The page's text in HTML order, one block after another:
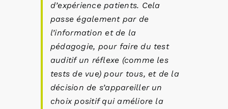
d’expérience patients. Cela
passe également par de
l’information et de la
pédagogie, pour faire du test
auditif un réflexe (comme les
tests de vue) pour tous, et de la
décision de s’appareiller un
choix positif qui améliore la